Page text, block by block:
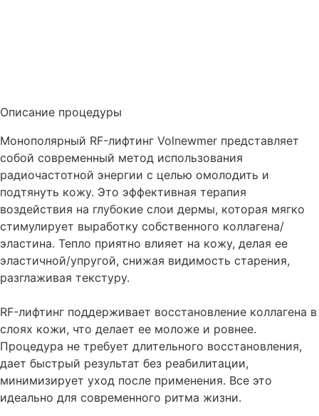
Описание процедуры
Монополярный RF-лифтинг Volnewmer представляет
собой современный метод использования
радиочастотной энергии с целью омолодить и
подтянуть кожу. Это эффективная терапия
воздействия на глубокие слои дермы, которая мягко
стимулирует выработку собственного коллагена/
эластина. Тепло приятно влияет на кожу, делая ее
эластичной/упругой, снижая видимость старения,
разглаживая текстуру.
RF-лифтинг поддерживает восстановление коллагена в
слоях кожи, что делает ее моложе и ровнее.
Процедура не требует длительного восстановления,
дает быстрый результат без реабилитации,
минимизирует уход после применения. Все это
идеально для современного ритма жизни.